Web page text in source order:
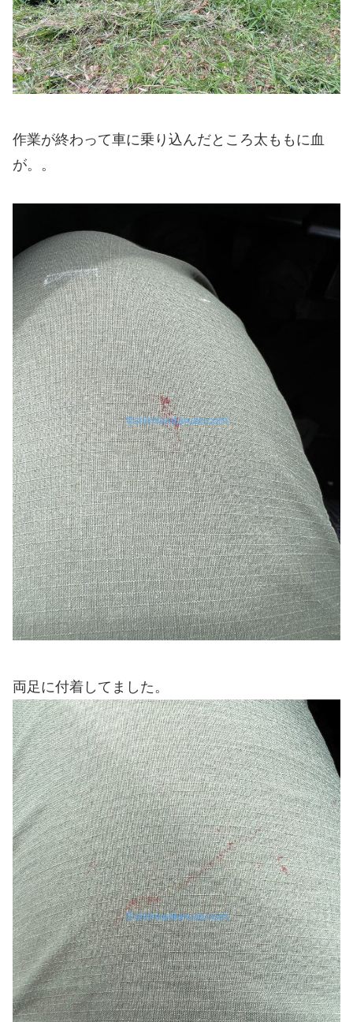
作業が終わって車に乗り込んだところ太ももに血
が。。
両足に付着してました。